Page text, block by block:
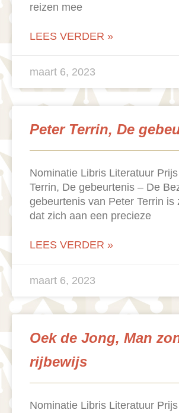
reizen mee
LEES VERDER »
maart 6, 2023
Peter Terrin, De
Nominatie Libris Literatuur
Terrin, De gebeurtenis – De
gebeurtenis van Peter Terrin is
dat zich aan een precieze
LEES VERDER »
maart 6, 2023
Oek de Jong, Man
rijbewijs
Nominatie Libris Literatuur